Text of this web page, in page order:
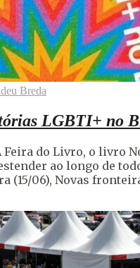
Breda
LGBTI+ no
Feira do Livro, o livro
ao longo de
(15/06), Novas